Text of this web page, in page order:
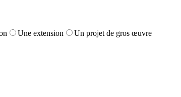
Une extension Un projet de gros œuvre